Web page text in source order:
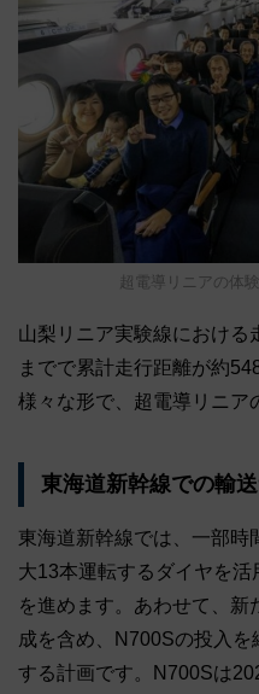
超電導リニアの体
山梨リニア実験線における
までで累計走行距離が約
様々な形で、超電導リニア
東海道新幹線での輸
東海道新幹線では、一部時
大13本運転するダイヤを
を進めます。あわせて、新
成を含め、N700Sの投入
する計画です。N700Sは